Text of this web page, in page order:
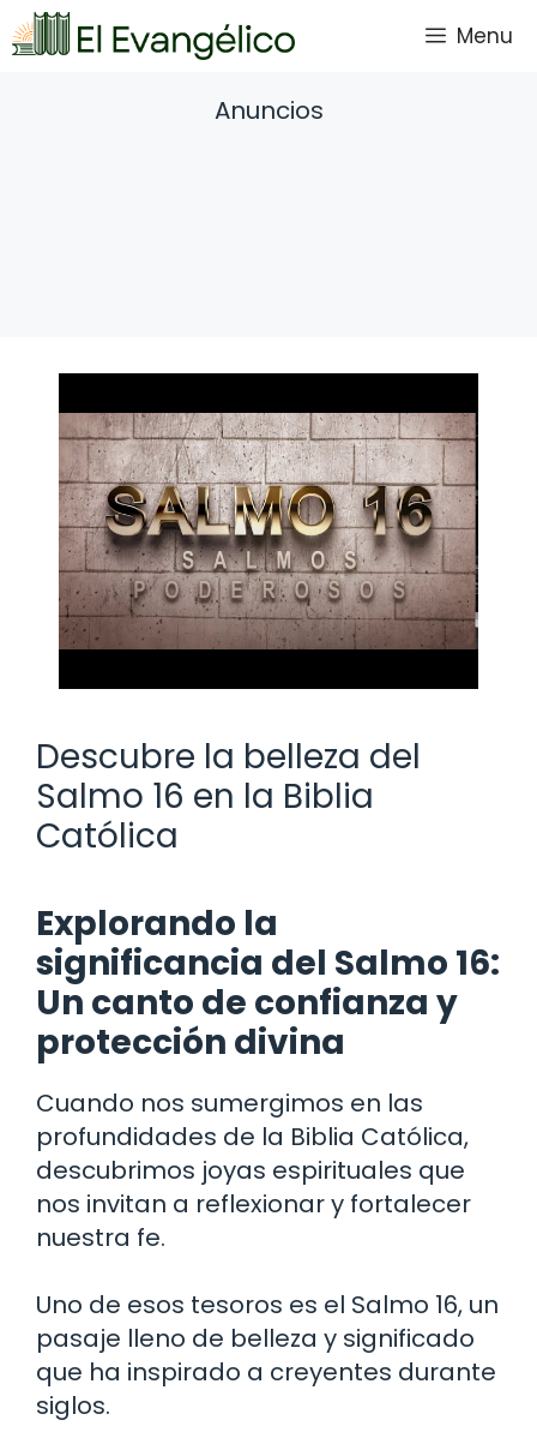
Saltar
al
Menu
Anuncios
Descubre la belleza del
Salmo 16 en la Biblia
Católica
Explorando la
significancia del Salmo 16:
Un canto de confianza y
protección divina
Cuando nos sumergimos en las
profundidades de la Biblia Católica,
descubrimos joyas espirituales que
nos invitan a reflexionar y fortalecer
nuestra fe.
Uno de esos tesoros es el Salmo 16, un
pasaje lleno de belleza y significado
que ha inspirado a creyentes durante
siglos.